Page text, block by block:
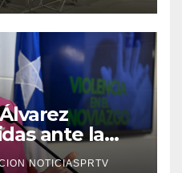
ante la
NOTICIASPRTV